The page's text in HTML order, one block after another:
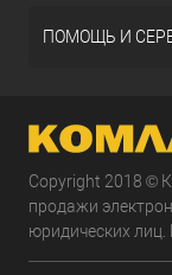
ПОМОЩЬ И
Copyright 2018 ©
продажи
юридических